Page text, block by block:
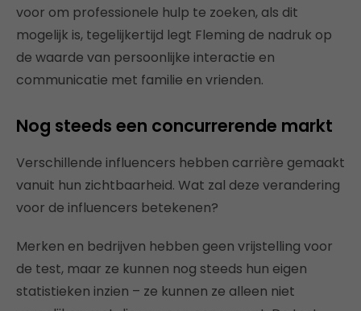
voor om professionele hulp te zoeken, als dit
mogelijk is, tegelijkertijd legt Fleming de nadruk op
de waarde van persoonlijke interactie en
communicatie met familie en vrienden.
Nog steeds een concurrerende markt
Verschillende influencers hebben carrière gemaakt
vanuit hun zichtbaarheid. Wat zal deze verandering
voor de influencers betekenen?
Merken en bedrijven hebben geen vrijstelling voor
de test, maar ze kunnen nog steeds hun eigen
statistieken inzien – ze kunnen ze alleen niet